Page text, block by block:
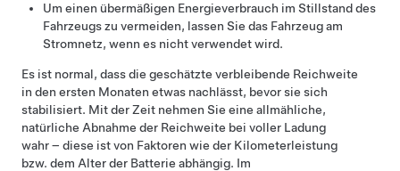
Um einen übermäßigen Energieverbrauch im Stillstand des
Fahrzeugs zu vermeiden, lassen Sie das Fahrzeug am
Stromnetz, wenn es nicht verwendet wird.
Es ist normal, dass die geschätzte verbleibende Reichweite
in den ersten Monaten etwas nachlässt, bevor sie sich
stabilisiert. Mit der Zeit nehmen Sie eine allmähliche,
natürliche Abnahme der Reichweite bei voller Ladung
wahr – diese ist von Faktoren wie der Kilometerleistung
bzw. dem Alter der Batterie abhängig. Im